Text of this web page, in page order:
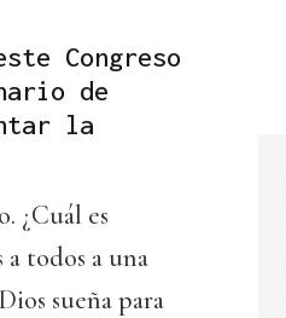
Congreso
de
la
¿Cuál es
todos a una
sueña para